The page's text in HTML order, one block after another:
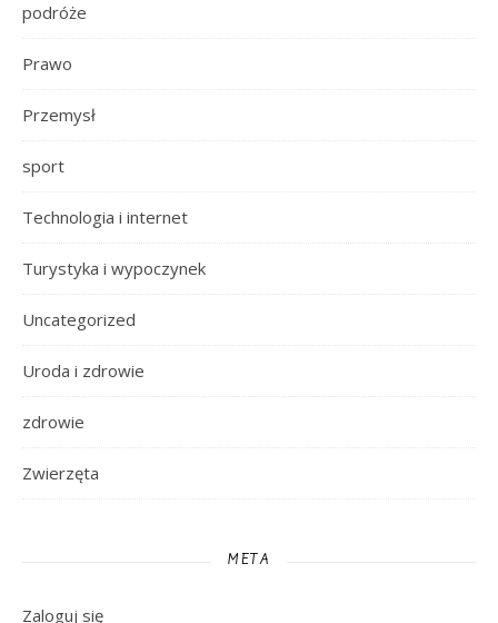
podróże
Prawo
Przemysł
sport
Technologia i internet
Turystyka i wypoczynek
Uncategorized
Uroda i zdrowie
zdrowie
Zwierzęta
META
Zaloguj się